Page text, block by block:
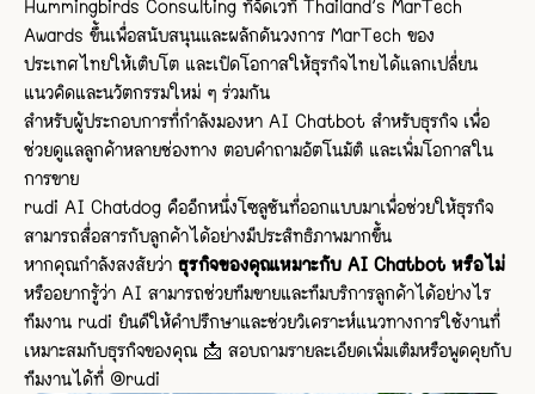
Awards ขึ้นเพื่อสนับสนุนและผลักดันวงการ MarTech ของ
ประเทศไทยให้เติบโต และเปิดโอกาสให้ธุรกิจไทยได้แลกเปลี่ยน
แนวคิดและนวัตกรรมใหม่ ๆ ร่วมกัน
สำหรับผู้ประกอบการที่กำลังมองหา AI Chatbot สำหรับธุรกิจ เพื่อ
ช่วยดูแลลูกค้าหลายช่องทาง ตอบคำถามอัตโนมัติ และเพิ่มโอกาสใน
การขาย
rudi AI Chatdog คืออีกหนึ่งโซลูชันที่ออกแบบมาเพื่อช่วยให้ธุรกิจ
สามารถสื่อสารกับลูกค้าได้อย่างมีประสิทธิภาพมากขึ้น
หากคุณกำลังสงสัยว่า ธุรกิจของคุณเหมาะกับ AI Chatbot หรือไม่
หรืออยากรู้ว่า AI สามารถช่วยทีมขายและทีมบริการลูกค้าได้อย่างไร
ทีมงาน rudi ยินดีให้คำปรึกษาและช่วยวิเคราะห์แนวทางการใช้งานที่
เหมาะสมกับธุรกิจของคุณ 📩 สอบถามรายละเอียดเพิ่มเติมหรือพูดคุยกับ
ทีมงานได้ที่ @rudi